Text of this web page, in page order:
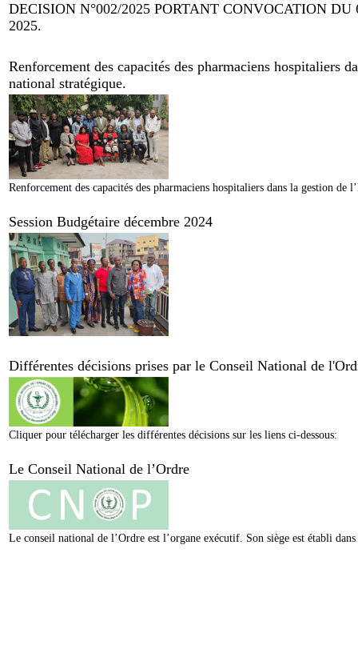
DECISION N°002/2025 PORTANT CONVOCATION
2025.
Renforcement des capacités des pharmaciens hospitaliers
national stratégique.
Renforcement des capacités des pharmaciens hospitaliers dans la gestion
Session Budgétaire décembre 2024
Différentes décisions prises par le Conseil National de
Cliquer pour télécharger les différentes décisions sur les liens ci-dessous:
Le Conseil National de l’Ordre
Le conseil national de l’Ordre est l’organe exécutif. Son siège est établi